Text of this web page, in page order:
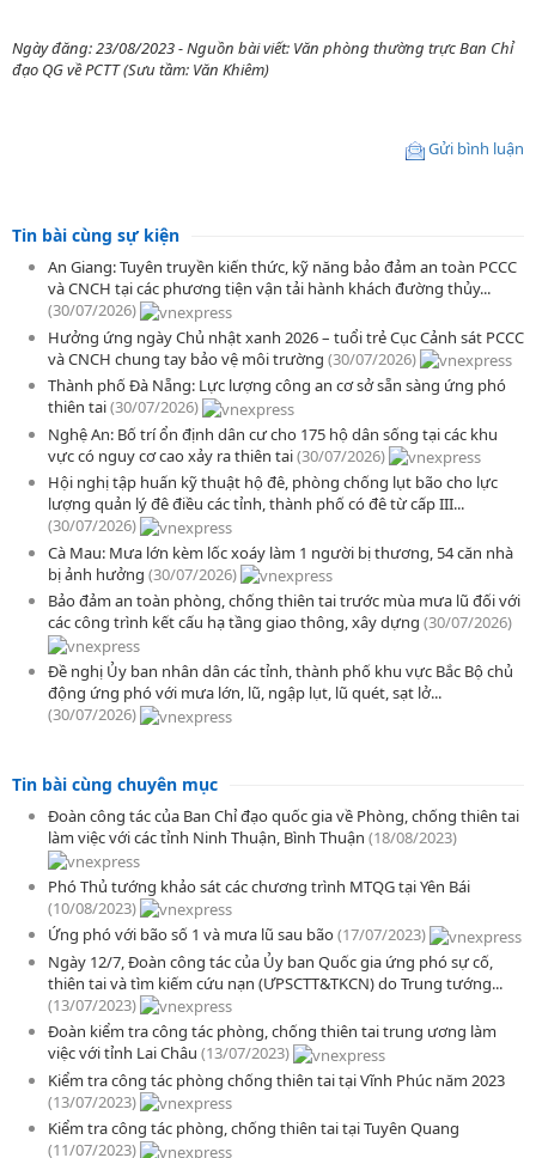
Ngày đăng: 23/08/2023 - Nguồn bài viết: Văn phòng thường trực Ban Chỉ
đạo QG về PCTT (Sưu tầm: Văn Khiêm)
Gửi bình luận
Tin bài cùng sự kiện
An Giang: Tuyên truyền kiến thức, kỹ năng bảo đảm an toàn PCCC
và CNCH tại các phương tiện vận tải hành khách đường thủy...
(30/07/2026)
Hưởng ứng ngày Chủ nhật xanh 2026 – tuổi trẻ Cục Cảnh sát PCCC
và CNCH chung tay bảo vệ môi trường (30/07/2026)
Thành phố Đà Nẵng: Lực lượng công an cơ sở sẵn sàng ứng phó
thiên tai(30/07/2026)
Nghệ An: Bố trí ổn định dân cư cho 175 hộ dân sống tại các khu
vực có nguy cơ cao xảy ra thiên tai(30/07/2026)
Hội nghị tập huấn kỹ thuật hộ đê, phòng chống lụt bão cho lực
lượng quản lý đê điều các tỉnh, thành phố có đê từ cấp III...
(30/07/2026)
Cà Mau: Mưa lớn kèm lốc xoáy làm 1 người bị thương, 54 căn nhà
bị ảnh hưởng (30/07/2026)
Bảo đảm an toàn phòng, chống thiên tai trước mùa mưa lũ đối với
các công trình kết cấu hạ tầng giao thông, xây dựng (30/07/2026)
Đề nghị Ủy ban nhân dân các tỉnh, thành phố khu vực Bắc Bộ chủ
động ứng phó với mưa lớn, lũ, ngập lụt, lũ quét, sạt lở...
(30/07/2026)
Tin bài cùng chuyên mục
Đoàn công tác của Ban Chỉ đạo quốc gia về Phòng, chống thiên tai
làm việc với các tỉnh Ninh Thuận, Bình Thuận (18/08/2023)
Phó Thủ tướng khảo sát các chương trình MTQG tại Yên Bái
(10/08/2023)
Ứng phó với bão số 1 và mưa lũ sau bão(17/07/2023)
Ngày 12/7, Đoàn công tác của Ủy ban Quốc gia ứng phó sự cố,
thiên tai và tìm kiếm cứu nạn (ƯPSCTT&TKCN) do Trung tướng...
(13/07/2023)
Đoàn kiểm tra công tác phòng, chống thiên tai trung ương làm
việc với tỉnh Lai Châu (13/07/2023)
Kiểm tra công tác phòng chống thiên tai tại Vĩnh Phúc năm 2023
(13/07/2023)
Kiểm tra công tác phòng, chống thiên tai tại Tuyên Quang
(11/07/2023)